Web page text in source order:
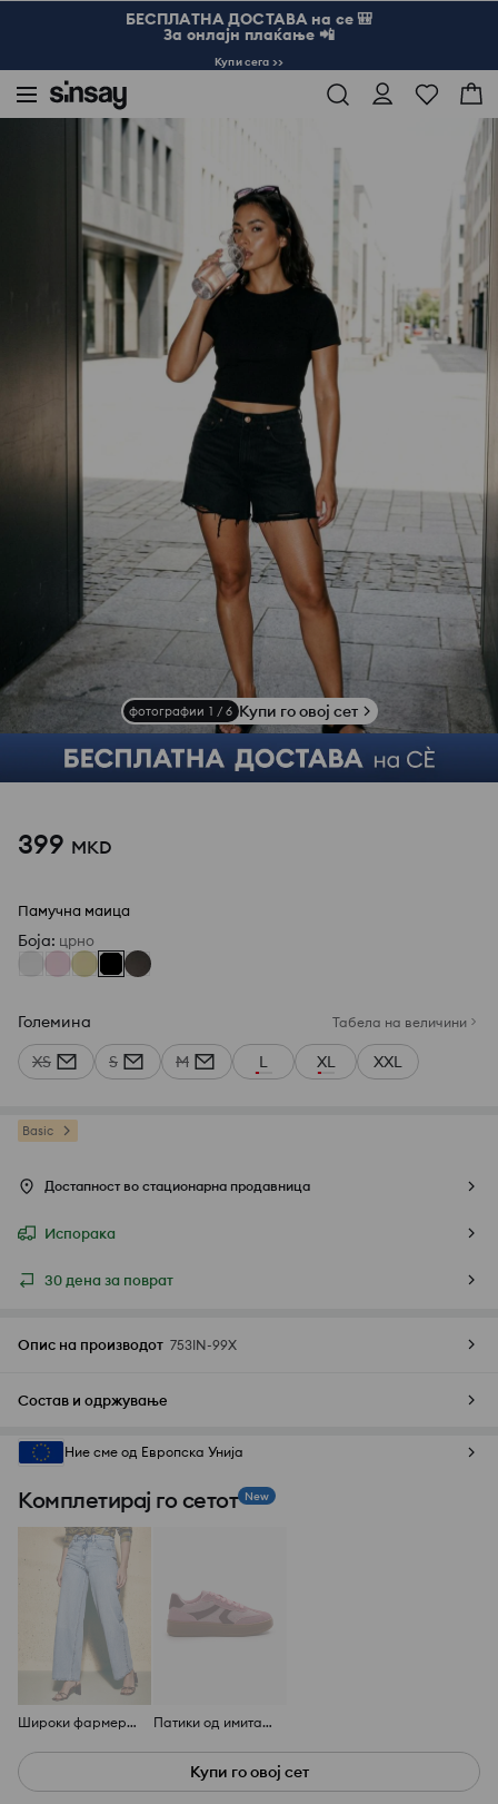
БЕСПЛАТНА ДОСТАВА на се 🎒
За онлајн плаќање 📲
Купи сега >>
Памучна маица
фотографии 1 / 6 Купи го овој сет
399 MKD
Памучна маица
Боја: црно
Големина Табела на величини
XS S M L XL XXL
Basic
Достапност во стационарна продавница
Испорака
30 дена за поврат
Опис на производот 753IN-99X
Состав и одржување
Ние сме од Европска Унија
Комплетирај го сетот New
Широки фармерки Патики од имитација на велур
Купи го овој сет